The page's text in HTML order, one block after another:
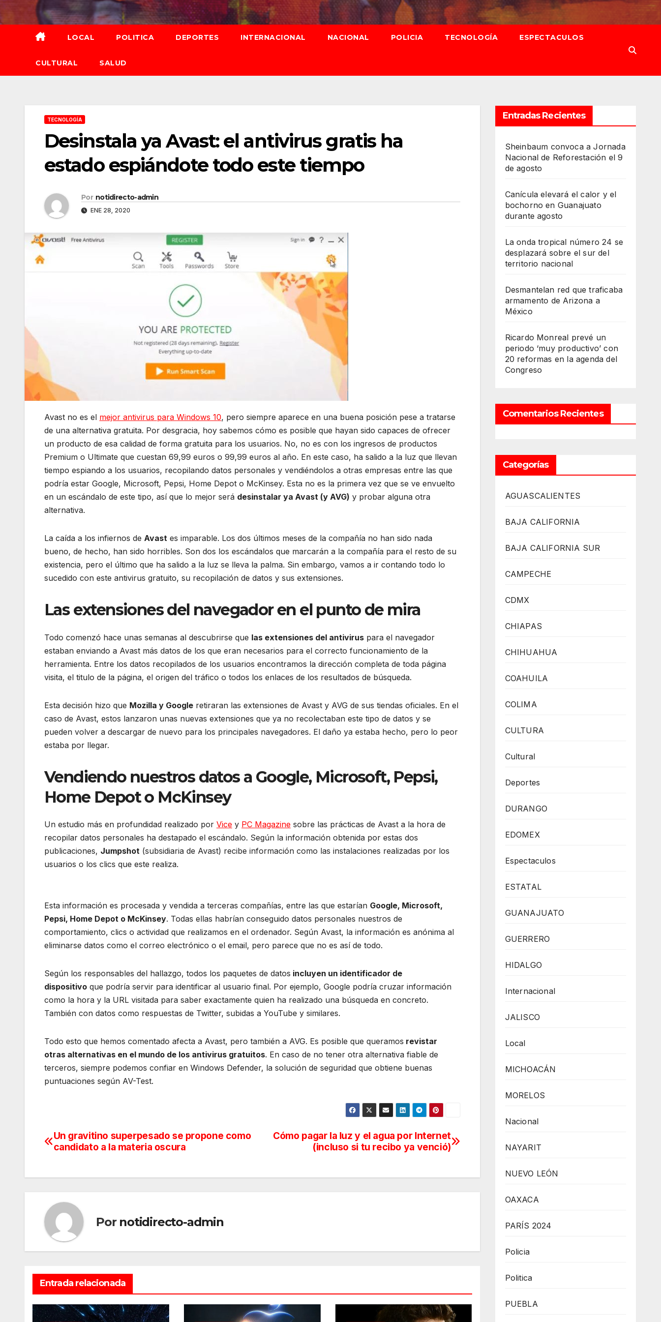
al
contenido
LOCAL POLITICA DEPORTES INTERNACIONAL NACIONAL POLICIA TECNOLOGÍA ESPECTACULOS
CULTURAL SALUD
TECNOLOGÍA
Desinstala ya Avast: el antivirus gratis ha
estado espiándote todo este tiempo
Por notidirecto-admin
ENE 28, 2020
Avast no es el mejor antivirus para Windows 10, pero siempre aparece en una buena posición pese a tratarse
de una alternativa gratuita. Por desgracia, hoy sabemos cómo es posible que hayan sido capaces de ofrecer
un producto de esa calidad de forma gratuita para los usuarios. No, no es con los ingresos de productos
Premium o Ultimate que cuestan 69,99 euros o 99,99 euros al año. En este caso, ha salido a la luz que llevan
tiempo espiando a los usuarios, recopilando datos personales y vendiéndolos a otras empresas entre las que
podría estar Google, Microsoft, Pepsi, Home Depot o McKinsey. Esta no es la primera vez que se ve envuelto
en un escándalo de este tipo, así que lo mejor será desinstalar ya Avast (y AVG) y probar alguna otra
alternativa.
La caída a los infiernos de Avast es imparable. Los dos últimos meses de la compañía no han sido nada
bueno, de hecho, han sido horribles. Son dos los escándalos que marcarán a la compañía para el resto de su
existencia, pero el último que ha salido a la luz se lleva la palma. Sin embargo, vamos a ir contando todo lo
sucedido con este antivirus gratuito, su recopilación de datos y sus extensiones.
Las extensiones del navegador en el punto de mira
Todo comenzó hace unas semanas al descubrirse que las extensiones del antivirus para el navegador
estaban enviando a Avast más datos de los que eran necesarios para el correcto funcionamiento de la
herramienta. Entre los datos recopilados de los usuarios encontramos la dirección completa de toda página
visita, el titulo de la página, el origen del tráfico o todos los enlaces de los resultados de búsqueda.
Esta decisión hizo que Mozilla y Google retiraran las extensiones de Avast y AVG de sus tiendas oficiales. En el
caso de Avast, estos lanzaron unas nuevas extensiones que ya no recolectaban este tipo de datos y se
pueden volver a descargar de nuevo para los principales navegadores. El daño ya estaba hecho, pero lo peor
estaba por llegar.
Vendiendo nuestros datos a Google, Microsoft, Pepsi,
Home Depot o McKinsey
Un estudio más en profundidad realizado por Vice y PC Magazine sobre las prácticas de Avast a la hora de
recopilar datos personales ha destapado el escándalo. Según la información obtenida por estas dos
publicaciones, Jumpshot (subsidiaria de Avast) recibe información como las instalaciones realizadas por los
usuarios o los clics que este realiza.
Esta información es procesada y vendida a terceras compañías, entre las que estarían Google, Microsoft,
Pepsi, Home Depot o McKinsey. Todas ellas habrían conseguido datos personales nuestros de
comportamiento, clics o actividad que realizamos en el ordenador. Según Avast, la información es anónima al
eliminarse datos como el correo electrónico o el email, pero parece que no es así de todo.
Según los responsables del hallazgo, todos los paquetes de datos incluyen un identificador de
dispositivo que podría servir para identificar al usuario final. Por ejemplo, Google podría cruzar información
como la hora y la URL visitada para saber exactamente quien ha realizado una búsqueda en concreto.
También con datos como respuestas de Twitter, subidas a YouTube y similares.
Todo esto que hemos comentado afecta a Avast, pero también a AVG. Es posible que queramos revistar
otras alternativas en el mundo de los antivirus gratuitos. En caso de no tener otra alternativa fiable de
terceros, siempre podemos confiar en Windows Defender, la solución de seguridad que obtiene buenas
puntuaciones según AV-Test.
Navegación
entradas
Cómo pagar la luz y el agua por Internet
(incluso si tu recibo ya venció)
Un gravitino superpesado se propone como
candidato a la materia oscura
Por notidirecto-admin
Entrada relacionada
Entradas Recientes
Sheinbaum convoca a Jornada
Nacional de Reforestación el 9
de agosto
Canícula elevará el calor y el
bochorno en Guanajuato
durante agosto
La onda tropical número 24 se
desplazará sobre el sur del
territorio nacional
Desmantelan red que traficaba
armamento de Arizona a
México
Ricardo Monreal prevé un
periodo ‘muy productivo’ con
20 reformas en la agenda del
Congreso
Comentarios Recientes
Categorías
AGUASCALIENTES
BAJA CALIFORNIA
BAJA CALIFORNIA SUR
CAMPECHE
CDMX
CHIAPAS
CHIHUAHUA
COAHUILA
COLIMA
CULTURA
Cultural
Deportes
DURANGO
EDOMEX
Espectaculos
ESTATAL
GUANAJUATO
GUERRERO
HIDALGO
Internacional
JALISCO
Local
MICHOACÁN
MORELOS
Nacional
NAYARIT
NUEVO LEÓN
OAXACA
PARÍS 2024
Policia
Politica
PUEBLA